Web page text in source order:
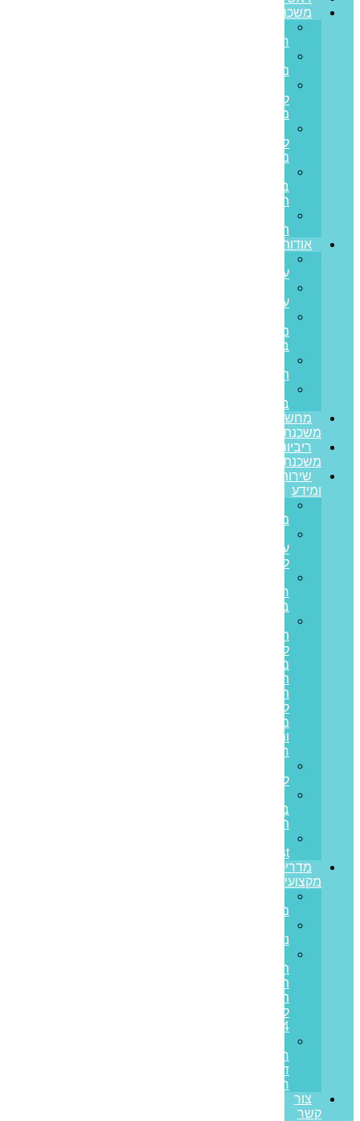
משכנתאות
חדשה
משכנתא
לכל
מטרה
לנכס
מסחרי
בערבות
המדינה
הפוכה
אודותינו
עלינו
עלינו
משכנתאות
בתקשורת
הצלחה
בפריים
מחשבון
משכנתא
ריביות
משכנתא
שירותים
ומידע
משכנתא
עצמי
למשכנתא
חוץ
בנקאית
הלוואות
לבעלי
משכנתאות:
המדריך
המלא
ליציאה
מחובות
ותזרים
חיובי
לעסקים
בערבות
המדינה
Invest
מדריכים
מקצועיים
משתנה
נומינלית
תשומות
הבנייה
תחזית
לשנת
2024
רכישה
דירה
ראשונה
צור
קשר